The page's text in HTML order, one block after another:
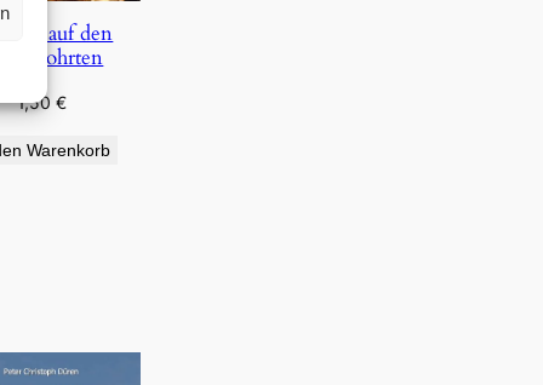
auf den
1,50 €
Warenkorb